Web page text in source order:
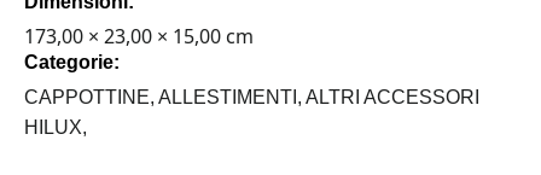
1998-
2004
quantità
173,00 × 23,00 × 15,00 cm
Categorie:
CAPPOTTINE, ALLESTIMENTI, ALTRI ACCESSORI
HILUX,